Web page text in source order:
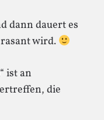
dann dauert es
wird.
ist an
die